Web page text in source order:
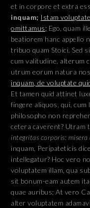
et in corpore et extra
inquam; Istam
omittamus; Ego, quam
beatiorem hanc appello
tribuo quam Stoici. Sed
cum valitudine, alterum
utrum eorum natura
inquam, de voluptate
Et tamen quid attinet
fingere aliquos, qui,
philosopho non
cetera caverent? Utram
integritas corporis: misera
inquam, Peripateticis
intellegatur? Hoc vero
voluptatem illam, qua
sit bonum-eam autem
quae auribus; At vero
alter voluptatem